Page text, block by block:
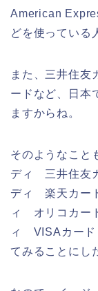
American
どを使っている
また、三井住友
ードなど、日本
ますからね。
そのようなこと
ディ 三井住友
ディ 楽天カー
ィ オリコカー
ィ VISAカード
てみることにし